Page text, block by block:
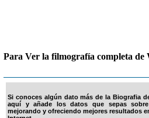
Para Ver la filmografía completa de
Si conoces algún dato más de la Biografia
aquí y añade los datos que sepas
mejorando y ofreciendo mejores resultados